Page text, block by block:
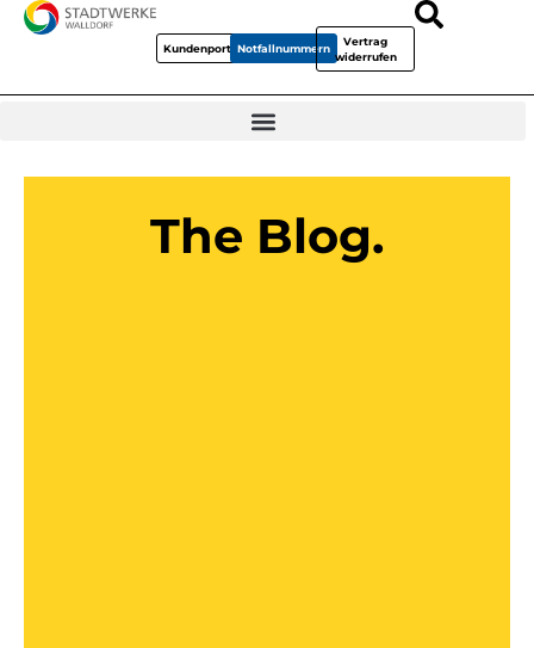
KundenportalNotfallnummern
Vertrag
widerrufen
The Blog.